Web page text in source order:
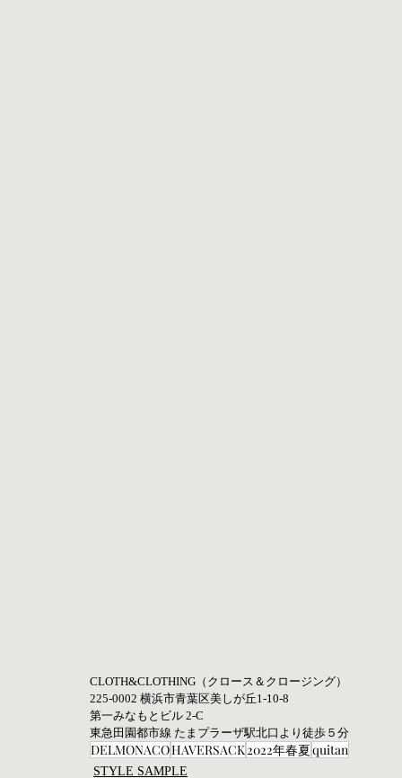
CLOTH&CLOTHING（クロース＆クロージング）
225-0002 横浜市青葉区美しが丘1-10-8
第一みなもとビル 2-C
東急田園都市線 たまプラーザ駅北口より徒歩５分
DELMONACOHAVERSACK2022年春夏quitan
STYLE SAMPLE